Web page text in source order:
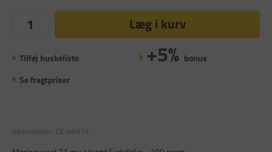
Læg i kurv
Tilføj huskeliste +5% bonus
Se fragtpriser
Varenummer: CC-46019